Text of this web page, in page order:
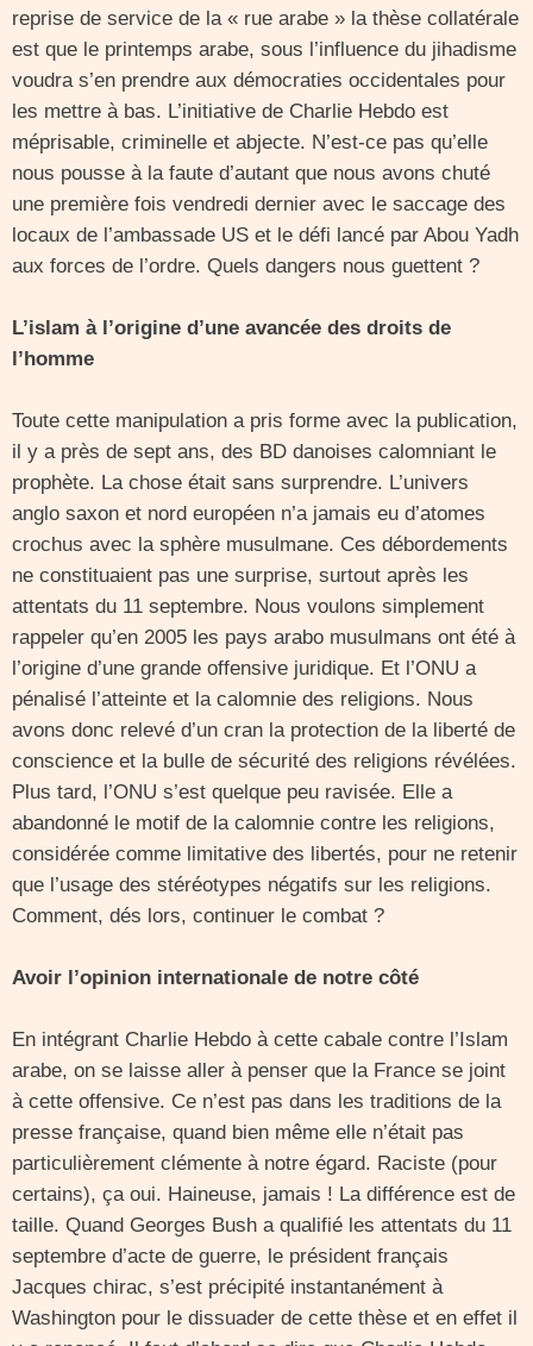
reprise de service de la « rue arabe » la thèse collatérale
est que le printemps arabe, sous l’influence du jihadisme
voudra s’en prendre aux démocraties occidentales pour
les mettre à bas. L’initiative de Charlie Hebdo est
méprisable, criminelle et abjecte. N’est-ce pas qu’elle
nous pousse à la faute d’autant que nous avons chuté
une première fois vendredi dernier avec le saccage des
locaux de l’ambassade US et le défi lancé par Abou Yadh
aux forces de l’ordre. Quels dangers nous guettent ?
L’islam à l’origine d’une avancée des droits de
l’homme
Toute cette manipulation a pris forme avec la publication,
il y a près de sept ans, des BD danoises calomniant le
prophète. La chose était sans surprendre. L’univers
anglo saxon et nord européen n’a jamais eu d’atomes
crochus avec la sphère musulmane. Ces débordements
ne constituaient pas une surprise, surtout après les
attentats du 11 septembre. Nous voulons simplement
rappeler qu’en 2005 les pays arabo musulmans ont été à
l’origine d’une grande offensive juridique. Et l’ONU a
pénalisé l’atteinte et la calomnie des religions. Nous
avons donc relevé d’un cran la protection de la liberté de
conscience et la bulle de sécurité des religions révélées.
Plus tard, l’ONU s’est quelque peu ravisée. Elle a
abandonné le motif de la calomnie contre les religions,
considérée comme limitative des libertés, pour ne retenir
que l’usage des stéréotypes négatifs sur les religions.
Comment, dés lors, continuer le combat ?
Avoir l’opinion internationale de notre côté
En intégrant Charlie Hebdo à cette cabale contre l’Islam
arabe, on se laisse aller à penser que la France se joint
à cette offensive. Ce n’est pas dans les traditions de la
presse française, quand bien même elle n’était pas
particulièrement clémente à notre égard. Raciste (pour
certains), ça oui. Haineuse, jamais ! La différence est de
taille. Quand Georges Bush a qualifié les attentats du 11
septembre d’acte de guerre, le président français
Jacques chirac, s’est précipité instantanément à
Washington pour le dissuader de cette thèse et en effet il